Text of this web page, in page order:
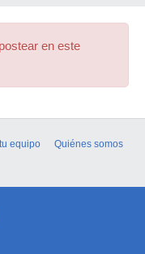
en este
equipo
Quiénes somos